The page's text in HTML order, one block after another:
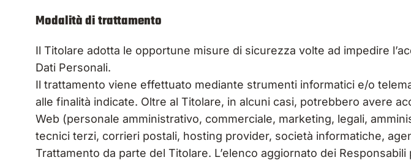
Modalità di trattamento
Il Titolare adotta le opportune misure di sicurezza volte ad impedire
Dati Personali.
Il trattamento viene effettuato mediante strumenti informatici e/o
alle finalità indicate. Oltre al Titolare, in alcuni casi, potrebbero avere
Web (personale amministrativo, commerciale, marketing, legali,
tecnici terzi, corrieri postali, hosting provider, società informatiche,
Trattamento da parte del Titolare. L’elenco aggiornato dei